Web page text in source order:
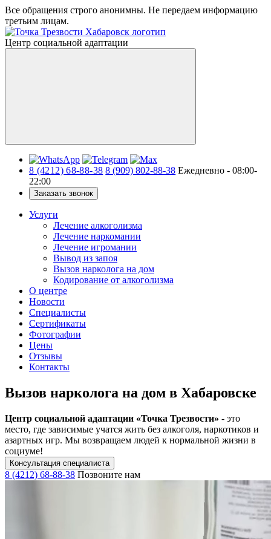
Все обращения строго анонимны. Не передаем информацию
третьим лицам.
Центр социальной адаптации
8 (4212) 68-88-38 8 (909) 802-88-38 Ежедневно - 08:00-
22:00
Заказать звонок
Услуги
Лечение алкоголизма
Лечение наркомании
Лечение игромании
Вывод из запоя
Вызов нарколога на дом
Кодирование от алкоголизма
О центре
Новости
Специалисты
Сертификаты
Фотографии
Цены
Отзывы
Контакты
Вызов нарколога на дом в Хабаровске
Центр социальной адаптации «Точка Трезвости» - это
место, где зависимые учатся жить без алкоголя, наркотиков и
азартных игр. Мы возвращаем людей к нормальной жизни в
социуме!
Консультация специалиста
8 (4212) 68-88-38 Позвоните нам